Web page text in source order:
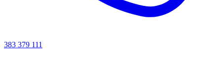
383 379 111